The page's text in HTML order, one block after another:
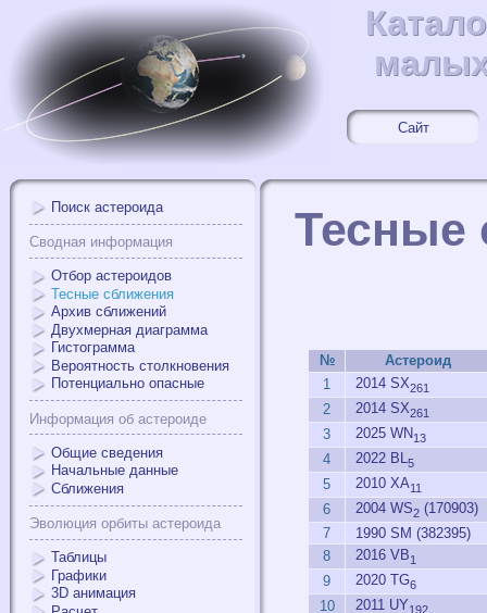
Сайт
Поиск астероида
Сводная информация
Отбор астероидов
Тесные сближения
Архив сближений
Двухмерная диаграмма
Гистограмма
Вероятность столкновения
Потенциально опасные
Информация об астероиде
Общие сведения
Начальные данные
Сближения
Эволюция орбиты астероида
Таблицы
Графики
3D анимация
Тесные
№
Астероид
1
2014 SX261
2 2014 SX261
3 2025 WN13
4 2022 BL5
5 2010 XA11
6 2004 WS2 (170903)
7
1990 SM (382395)
8
2016 VB1
9 2020 TG6
10 2011 UY192